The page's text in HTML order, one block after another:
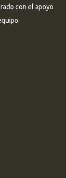
con el apoyo